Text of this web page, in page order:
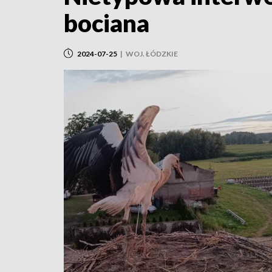
bociana
2024-07-25 | WOJ. ŁÓDZKIE